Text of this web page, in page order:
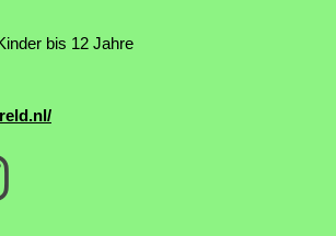
bis 12 Jahre